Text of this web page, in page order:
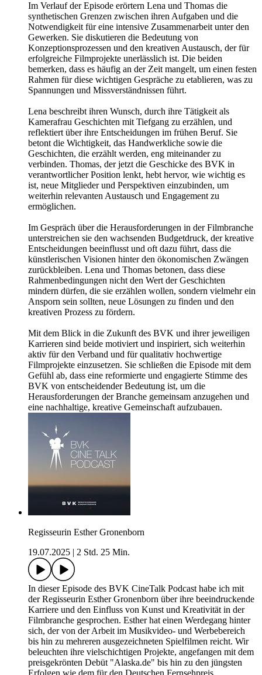
Im Verlauf der Episode erörtern Lena und Thomas die
synthetischen Grenzen zwischen ihren Aufgaben und die
Notwendigkeit für eine intensive Zusammenarbeit unter den
Gewerken. Sie diskutieren die Bedeutung von
Konzeptionsprozessen und den kreativen Austausch, der für
erfolgreiche Filmprojekte unerlässlich ist. Die beiden
bemerken, dass es häufig an der Zeit mangelt, um einen festen
Rahmen für diese wichtigen Gespräche zu etablieren, was zu
Spannungen und Missverständnissen führt.
Lena beschreibt ihren Wunsch, durch ihre Tätigkeit als
Kamerafrau Geschichten mit Tiefgang zu erzählen, und
reflektiert über ihre Entscheidungen im frühen Beruf. Sie
betont die Wichtigkeit, das Handwerkliche sowie die
Geschichten, die erzählt werden, eng miteinander zu
verbinden. Thomas, der jetzt die Geschicke des BVK in
verantwortlicher Position lenkt, hebt hervor, wie wichtig es
ist, neue Mitglieder und Perspektiven einzubinden, um
weiterhin relevanten Austausch und Engagement zu
ermöglichen.
Im Gespräch über die Herausforderungen in der Filmbranche
unterstreichen sie den wachsenden Budgetdruck, der kreative
Entscheidungen beeinflusst und oft dazu führt, dass die
künstlerischen Visionen hinter den ökonomischen Zwängen
zurückbleiben. Lena und Thomas betonen, dass diese
Rahmenbedingungen nicht den Wert der Geschichten
mindern dürfen, die sie erzählen wollen, sondern vielmehr ein
Ansporn sein sollten, neue Lösungen zu finden und den
kreativen Prozess zu fördern.
Mit dem Blick in die Zukunft des BVK und ihrer jeweiligen
Karrieren sind beide motiviert und inspiriert, sich weiterhin
aktiv für den Verband und für qualitativ hochwertige
Filmprojekte einzusetzen. Sie schließen die Episode mit dem
Gefühl ab, dass eine reformierte und engagierte Stimme des
BVK von entscheidender Bedeutung ist, um die
Herausforderungen der Branche gemeinsam anzugehen und
eine nachhaltige, kreative Gemeinschaft aufzubauen.
Regisseurin Esther Gronenborn
19.07.2025
2 Std. 25 Min.
In dieser Episode des BVK CineTalk Podcast habe ich mit
der Regisseurin Esther Gronenborn über ihre beeindruckende
Karriere und den Einfluss von Kunst und Kreativität in der
Filmbranche gesprochen. Esther hat einen Werdegang hinter
sich, der von der Arbeit im Musikvideo- und Werbebereich
bis hin zu mehreren ausgezeichneten Spielfilmen reicht. Wir
beleuchten ihre vielschichtigen Projekte, angefangen mit dem
preisgekrönten Debüt "Alaska.de" bis hin zu den jüngsten